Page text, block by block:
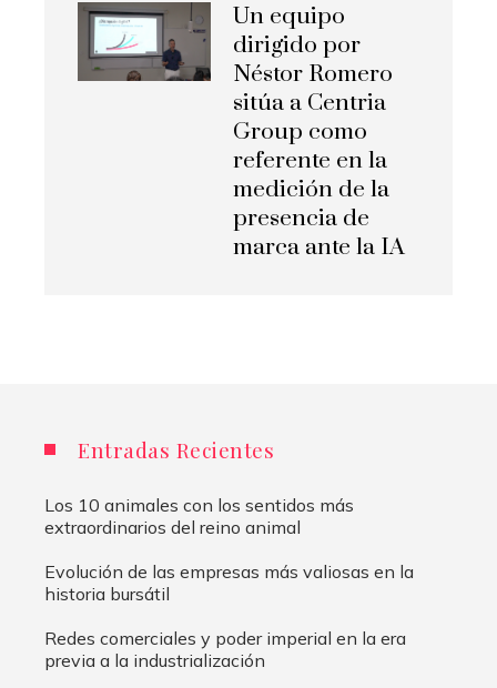
Un equipo
dirigido por
Néstor Romero
sitúa a Centria
Group como
referente en la
medición de la
presencia de
marca ante la IA
Entradas Recientes
Los 10 animales con los sentidos más
extraordinarios del reino animal
Evolución de las empresas más valiosas en la
historia bursátil
Redes comerciales y poder imperial en la era
previa a la industrialización